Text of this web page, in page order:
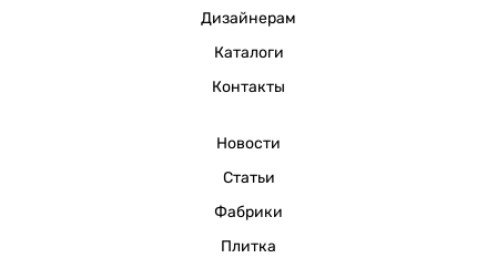
Дизайнерам
Каталоги
Контакты
Новости
Статьи
Фабрики
Плитка